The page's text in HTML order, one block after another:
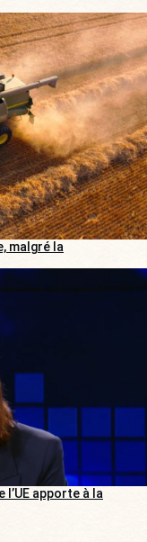
malgré la
l’UE apporte à la